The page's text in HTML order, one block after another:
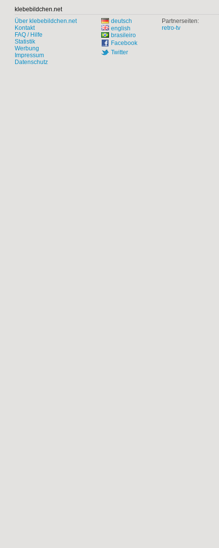
klebebildchen.net
Über klebebildchen.net
Kontakt
FAQ / Hilfe
Statistik
Werbung
Impressum
Datenschutz
deutsch
english
brasileiro
Facebook
Twitter
Partnerseiten:
retro-tv